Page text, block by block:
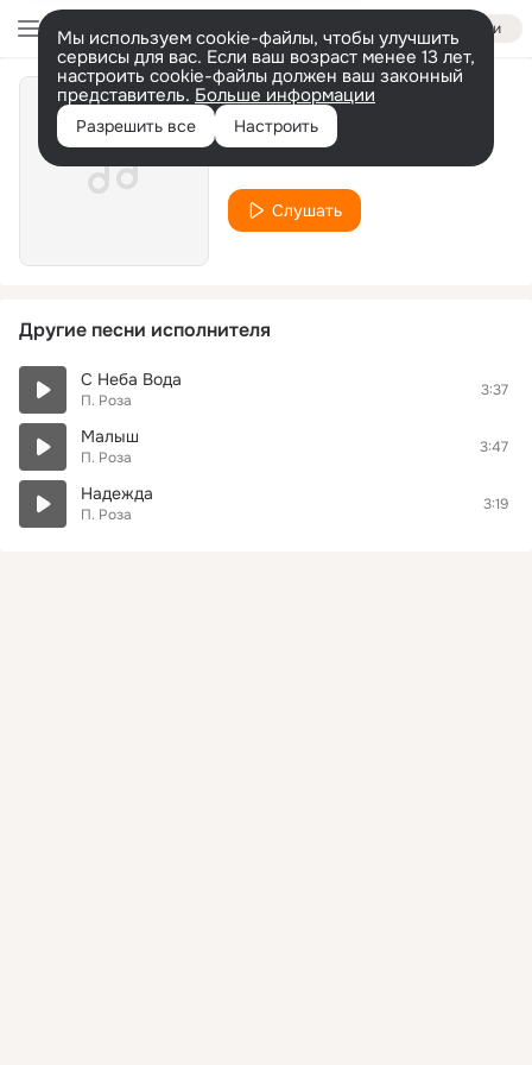
Войти
Мы используем cookie-файлы, чтобы улучшить
сервисы для вас. Если ваш возраст менее 13 лет,
настроить cookie-файлы должен ваш законный
представитель. Больше информации
Разрешить все Настроить
Сергиев Посад
Слушать
Другие песни исполнителя
С Неба Вода
П. Роза
3:37
Малыш
П. Роза
3:47
Надежда
П. Роза
3:19